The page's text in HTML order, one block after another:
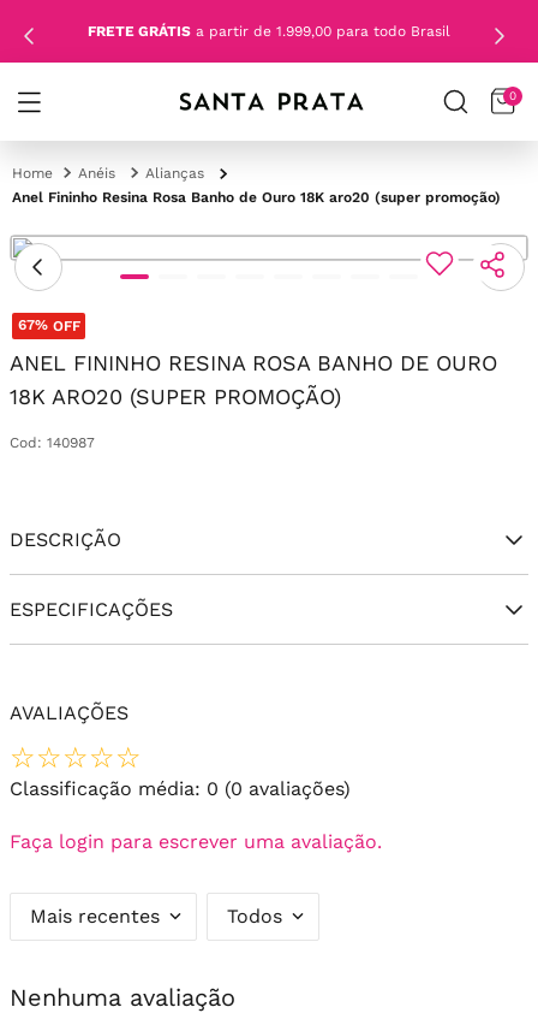
FRETE GRÁTIS a partir de 1.999,00 para todo Brasil
0
Anéis
Alianças
Anel Fininho Resina Rosa Banho de Ouro 18K aro20 (super promoção)
67% OFF
ANEL FININHO RESINA ROSA BANHO DE OURO
18K ARO20 (SUPER PROMOÇÃO)
Cod : 140987
DESCRIÇÃO
ESPECIFICAÇÕES
AVALIAÇÕES
☆☆☆☆☆
Classificação média: 0 (0 avaliações)
Faça login para escrever uma avaliação.
Mais recentes Todos
Nenhuma avaliação